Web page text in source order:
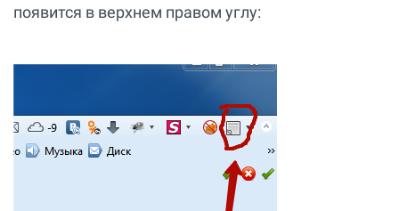
появится в верхнем правом углу: